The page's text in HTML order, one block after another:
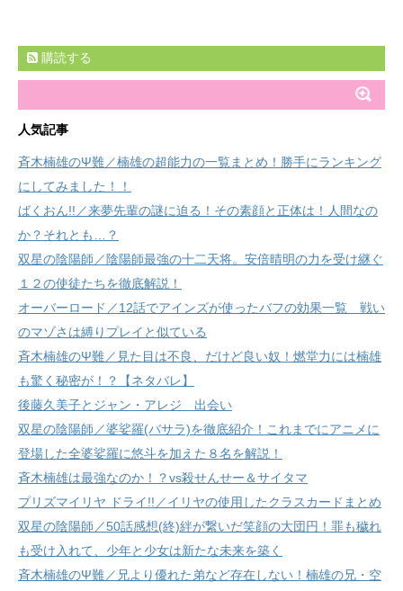
購読する
人気記事
斉木楠雄のΨ難／楠雄の超能力の一覧まとめ！勝手にランキング
にしてみました！！
ばくおん!!／来夢先輩の謎に迫る！その素顔と正体は！人間なの
か？それとも…？
双星の陰陽師／陰陽師最強の十二天将。安倍晴明の力を受け継ぐ
１２の使徒たちを徹底解説！
オーバーロード／12話でアインズが使ったバフの効果一覧 戦い
のマゾさは縛りプレイと似ている
斉木楠雄のΨ難／見た目は不良、だけど良い奴！燃堂力には楠雄
も驚く秘密が！？【ネタバレ】
後藤久美子とジャン・アレジ 出会い
双星の陰陽師／婆娑羅(バサラ)を徹底紹介！これまでにアニメに
登場した全婆娑羅に悠斗を加えた８名を解説！
斉木楠雄は最強なのか！？vs殺せんせー＆サイタマ
プリズマイリヤ ドライ!!／イリヤの使用したクラスカードまとめ
双星の陰陽師／50話感想(終)絆が繋いだ笑顔の大団円！罪も穢れ
も受け入れて、少年と少女は新たな未来を築く
斉木楠雄のΨ難／兄より優れた弟など存在しない！楠雄の兄・空